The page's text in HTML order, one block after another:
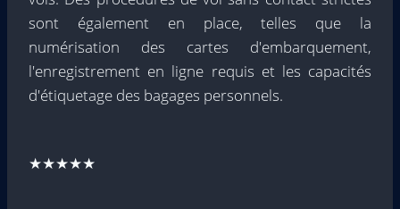
sont également en place, telles que la
numérisation des cartes d'embarquement,
l'enregistrement en ligne requis et les capacités
d'étiquetage des bagages personnels.
★★★★★